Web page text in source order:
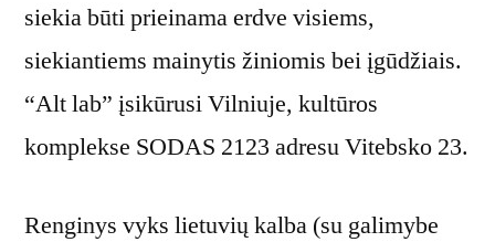
siekia būti prieinama erdve visiems,
siekiantiems mainytis žiniomis bei įgūdžiais.
“Alt lab” įsikūrusi Vilniuje, kultūros
komplekse SODAS 2123 adresu Vitebsko 23.
Renginys vyks lietuvių kalba (su galimybe